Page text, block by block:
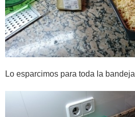
Lo esparcimos para toda la bandeja